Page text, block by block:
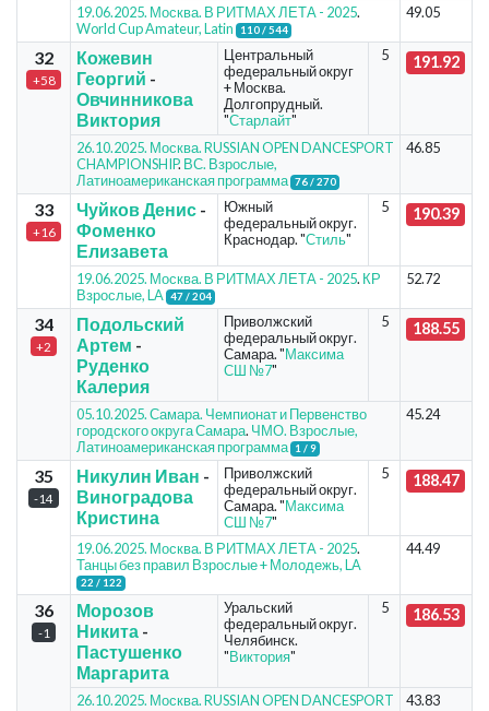
19.06.2025. Москва. В РИТМАХ ЛЕТА - 2025.
World Cup Amateur, Latin
110 / 544
49.05
32
+58
Кожевин
Георгий -
Овчинникова
Виктория
Центральный
федеральный округ
+ Москва.
Долгопрудный.
"Старлайт"
5 191.92
26.10.2025. Москва. RUSSIAN OPEN DANCESPORT
CHAMPIONSHIP. ВС. Взрослые,
Латиноамериканская программа 76 / 270
46.85
33
+16
Чуйков Денис-
Фоменко
Елизавета
Южный
федеральный округ.
Краснодар. "Стиль"
5 190.39
19.06.2025. Москва. В РИТМАХ ЛЕТА - 2025. КР
Взрослые, LA 47 / 204
52.72
34
+2
Подольский
Артем -
Руденко
Калерия
Приволжский
федеральный округ.
Самара. "Максима
СШ №7"
5 188.55
05.10.2025. Самара. Чемпионат и Первенство
городского округа Самара. ЧМО. Взрослые,
Латиноамериканская программа
1 / 9
45.24
35
-14
Никулин Иван -
Виноградова
Кристина
Приволжский
федеральный округ.
Самара. "Максима
СШ №7"
5 188.47
19.06.2025. Москва. В РИТМАХ ЛЕТА - 2025.
Танцы без правил Взрослые + Молодежь, LA
22 / 122
44.49
36
-1
Морозов
Никита-
Пастушенко
Маргарита
Уральский
федеральный округ.
Челябинск.
"Виктория"
5 186.53
26.10.2025. Москва. RUSSIAN OPEN DANCESPORT
43.83